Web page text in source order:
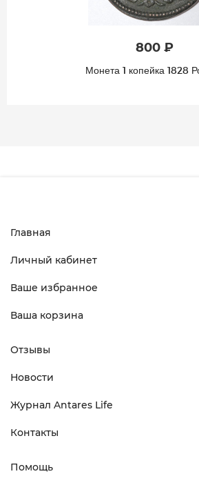
800 ₽
Монета 1 копейка 1828
Главная
Личный кабинет
Ваше избранное
Ваша корзина
Отзывы
Новости
Журнал Antares Life
Контакты
Помощь